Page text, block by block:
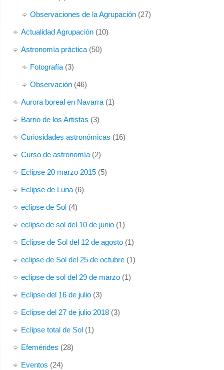
Observaciones de la Agrupación(27)
Actualidad Agrupación(10)
Astronomía práctica(50)
Fotografía(3)
Observación(46)
Aurora boreal en Navarra(1)
Barrio de los Artistas (3)
Curiosidades astronómicas (16)
Curso de astronomía(2)
Eclipse 20 marzo 2015(5)
Eclipse de Luna(6)
eclipse de Sol(4)
eclipse de sol del 10 de junio(1)
Eclipse de Sol del 12 de agosto(1)
eclipse de Sol del 25 de octubre(1)
eclipse de sol del 29 de marzo(1)
Eclipse del 16 de julio(3)
Eclipse del 27 de julio 2018(3)
Eclipse total de Sol(1)
Efemérides (28)
Eventos (24)